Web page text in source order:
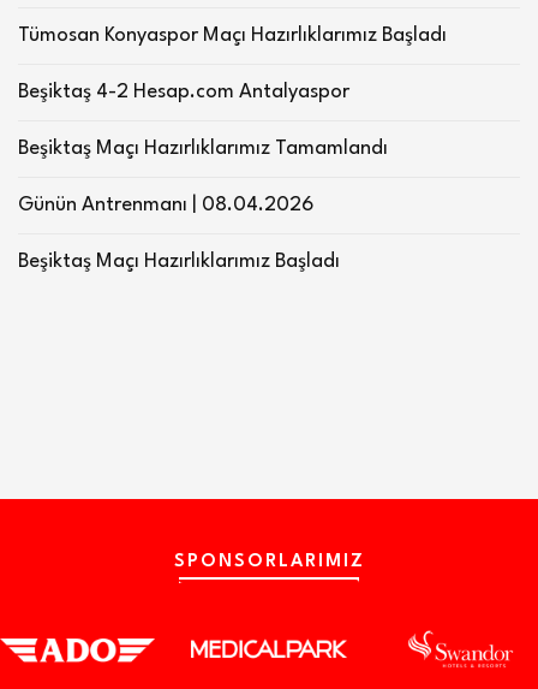
Tümosan Konyaspor Maçı Hazırlıklarımız Başladı
Beşiktaş 4-2 Hesap.com Antalyaspor
Beşiktaş Maçı Hazırlıklarımız Tamamlandı
Günün Antrenmanı | 08.04.2026
Beşiktaş Maçı Hazırlıklarımız Başladı
SPONSORLARIMIZ